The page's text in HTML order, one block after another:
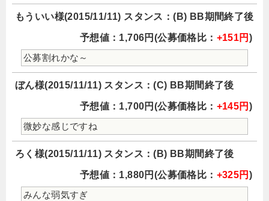
もういい様(2015/11/11) スタンス：(B) BB期間終了後
予想値：1,706円(公募価格比： +151円 )
公募割れかな～
ぼん様(2015/11/11) スタンス：(C) BB期間終了後
予想値：1,700円(公募価格比： +145円 )
微妙な感じですね
ろく様(2015/11/11) スタンス：(B) BB期間終了後
予想値：1,880円(公募価格比： +325円 )
みんな弱気すぎ